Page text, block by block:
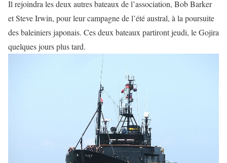
Il rejoindra les deux autres bateaux de l’association, Bob Barker
et Steve Irwin, pour leur campagne de l’été austral, à la poursuite
des baleiniers japonais. Ces deux bateaux partiront jeudi, le Gojira
quelques jours plus tard.